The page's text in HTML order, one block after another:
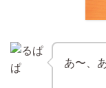
あ〜、